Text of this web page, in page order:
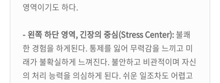
영역이기도 하다.
- 왼쪽 하단 영역, 긴장의 중심(Stress Center):불쾌
한 경험을 하게된다. 통제를 잃어 무력감을 느끼고 미
래가 불확실하게 느껴진다. 불안하고 비관적이며 자신
의 처리 능력을 의심하게 된다. 쉬운 일조차도 어렵고